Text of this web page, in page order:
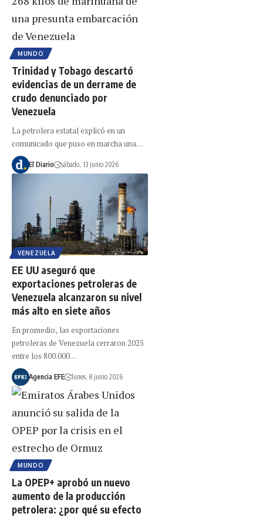
MUNDO
Trinidad y Tobago descartó
evidencias de un derrame de
crudo denunciado por
Venezuela
La petrolera estatal explicó en un
comunicado que puso en marcha una…
El Diario sábado, 13 junio 2026
VENEZUELA
EE UU aseguró que
exportaciones petroleras de
Venezuela alcanzaron su nivel
más alto en siete años
En promedio, las exportaciones
petroleras de Venezuela cerraron 2025
entre los 800.000…
Agencia EFE lunes, 8 junio 2026
MUNDO
La OPEP+ aprobó un nuevo
aumento de la producción
petrolera: ¿por qué su efecto